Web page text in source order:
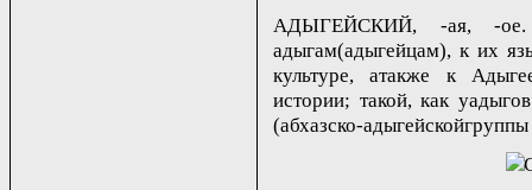
АДЫГЕЙСКИЙ, -ая, -
адыгам(адыгейцам), к их
культуре, атакже к
истории; такой, как
(абхазско-